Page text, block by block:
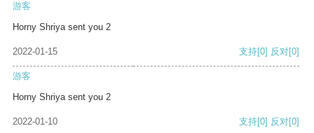
游客
Horny Shriya sent you 2
2022-01-15 支持[0] 反对[0]
游客
Horny Shriya sent you 2
2022-01-10 支持[0] 反对[0]